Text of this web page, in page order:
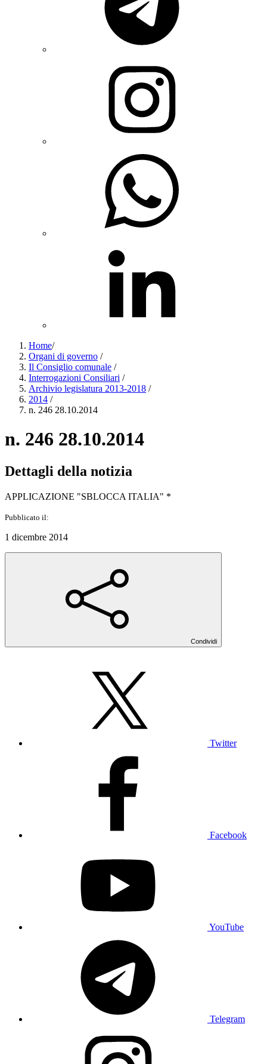
Home/
Organi di governo /
Il Consiglio comunale /
Interrogazioni Consiliari /
Archivio legislatura 2013-2018 /
2014 /
n. 246 28.10.2014
n. 246 28.10.2014
Dettagli della notizia
APPLICAZIONE "SBLOCCA ITALIA" *
Pubblicato il:
1 dicembre 2014
Condividi
Twitter
Facebook
YouTube
Telegram